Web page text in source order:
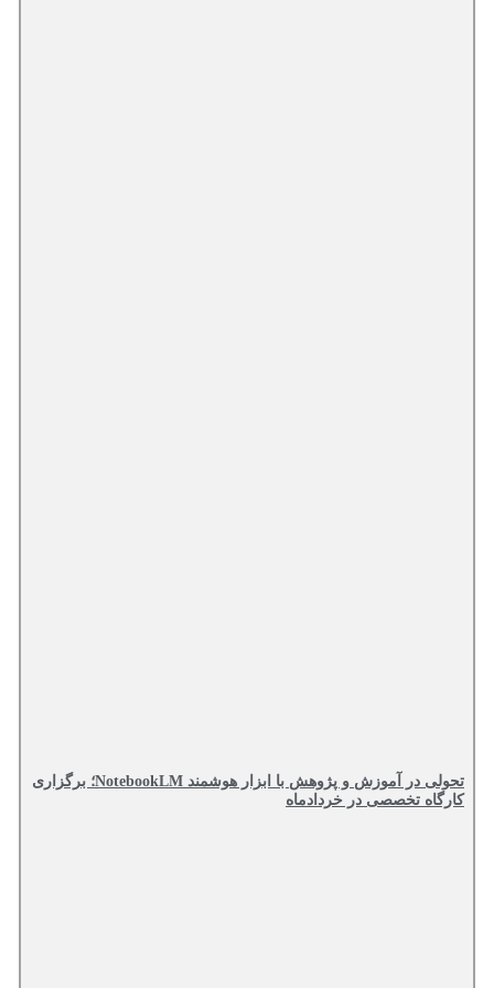
تحولی در آموزش و پژوهش با ابزار هوشمند NotebookLM؛ برگزاری
کارگاه تخصصی در خردادماه